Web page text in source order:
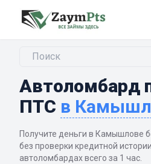
Автоломбард
ПТС
в
Получите деньги в Камышлове
без проверки кредитной
автоломбардах всего за 1 час.